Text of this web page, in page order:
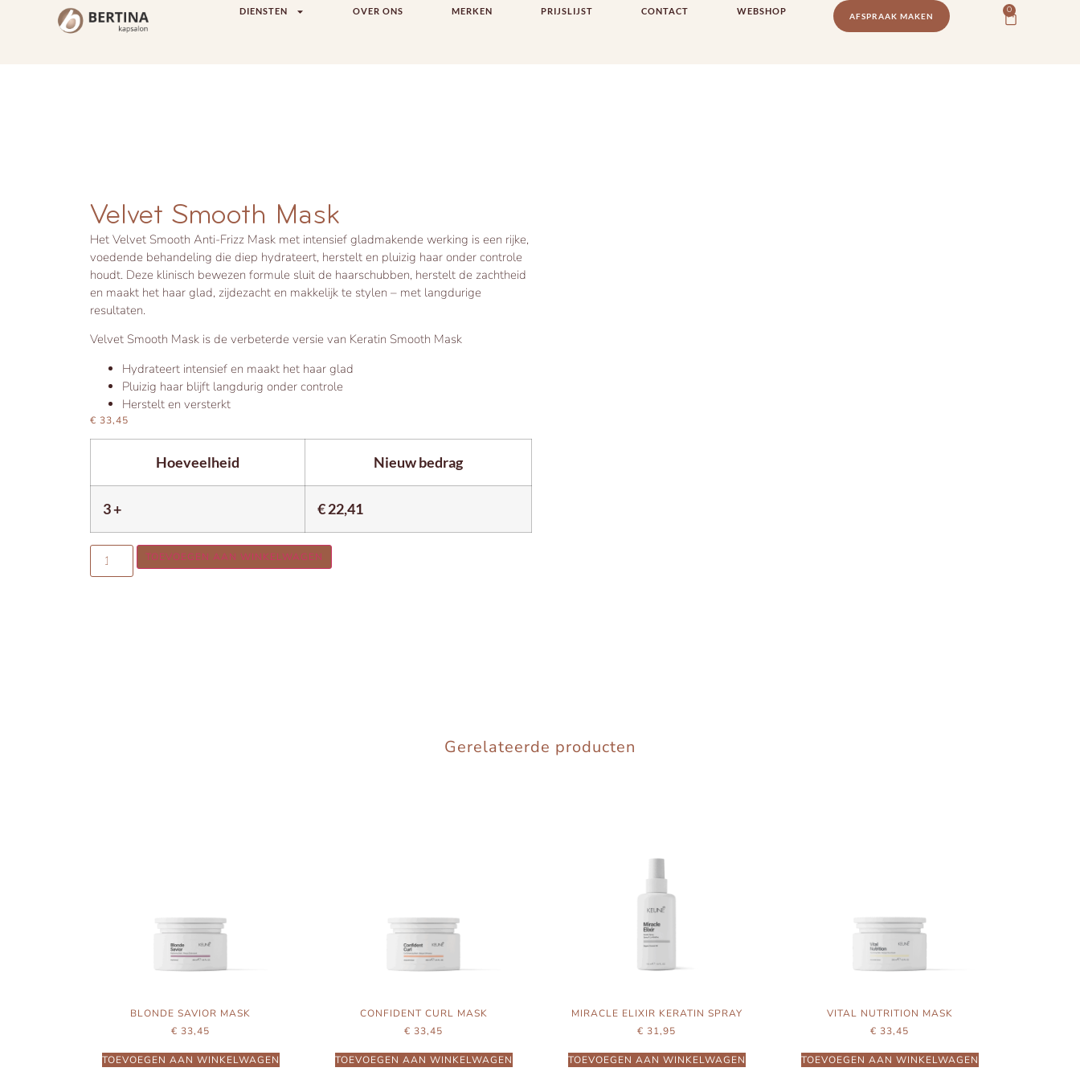
DIENSTEN OVER ONS MERKEN PRIJSLIJST CONTACT WEBSHOP AFSPRAAK MAKEN
0
Velvet Smooth Mask
Het Velvet Smooth Anti-Frizz Mask met intensief gladmakende werking is een rijke,
voedende behandeling die diep hydrateert, herstelt en pluizig haar onder controle
houdt. Deze klinisch bewezen formule sluit de haarschubben, herstelt de zachtheid
en maakt het haar glad, zijdezacht en makkelijk te stylen – met langdurige
resultaten.
Velvet Smooth Mask is de verbeterde versie van Keratin Smooth Mask
Hydrateert intensief en maakt het haar glad
Pluizig haar blijft langdurig onder controle
Herstelt en versterkt
€ 33,45
Hoeveelheid Nieuw bedrag
3 + €22,41
TOEVOEGEN AAN WINKELWAGEN
Gerelateerde producten
BLONDE SAVIOR MASK
€ 33,45
TOEVOEGEN AAN WINKELWAGEN
CONFIDENT CURL MASK
€ 33,45
TOEVOEGEN AAN WINKELWAGEN
MIRACLE ELIXIR KERATIN SPRAY
€ 31,95
TOEVOEGEN AAN WINKELWAGEN
VITAL NUTRITION MASK
€ 33,45
TOEVOEGEN AAN WINKELWAGEN